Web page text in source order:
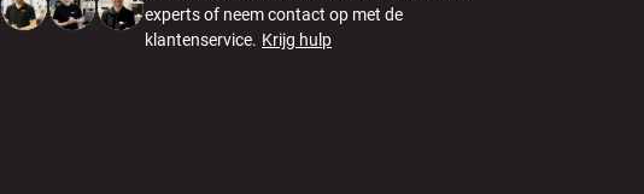
experts of neem contact op met de
klantenservice. Krijg hulp